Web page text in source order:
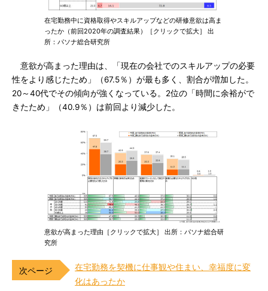
在宅勤務中に資格取得やスキルアップなどの研修意欲は高ま
ったか（前回2020年の調査結果）［クリックで拡大］ 出
所：パソナ総合研究所
意欲が高まった理由は、「現在の会社でのスキルアップの必要
性をより感じたため」（67.5％）が最も多く、割合が増加した。
20～40代でその傾向が強くなっている。2位の「時間に余裕がで
きたため」（40.9％）は前回より減少した。
意欲が高まった理由［クリックで拡大］ 出所：パソナ総合研
究所
在宅勤務を契機に仕事観や住まい、幸福度に変
化はあったか